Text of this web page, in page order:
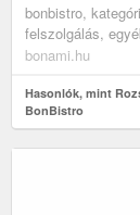
bonbistro,
felszolgálás,
bonami.hu
Hasonlók, mint
BonBistro